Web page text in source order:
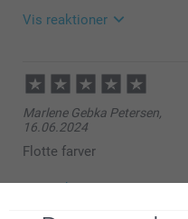
Vis reaktioner
09:44
Hej Patrick
Tusind tak for din
en sjov og god gave.
Marlene Gebka Petersen,
16.06.2024
Flotte farver